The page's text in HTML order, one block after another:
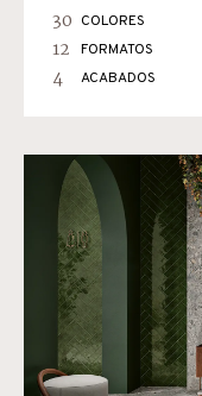
30 COLORES
12 FORMATOS
4 ACABADOS